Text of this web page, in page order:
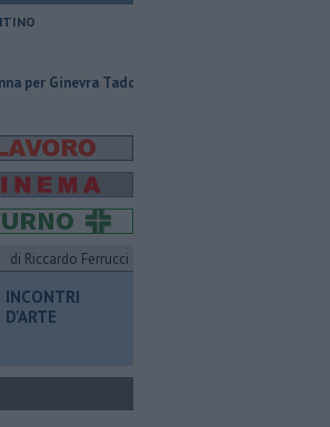
Graticola meteo, record di
di Riccardo Ferrucci
INCONTRI
D'ARTE